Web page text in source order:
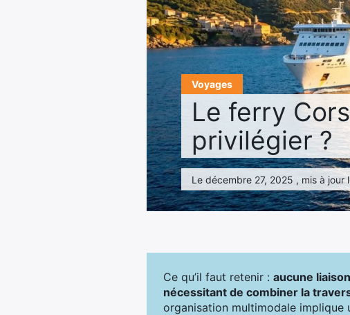
Voyages
Le ferry
privilégier ?
Le décembre 27, 2025 , mis à
Ce qu’il faut retenir : aucune
nécessitant de combiner la
organisation multimodale implique